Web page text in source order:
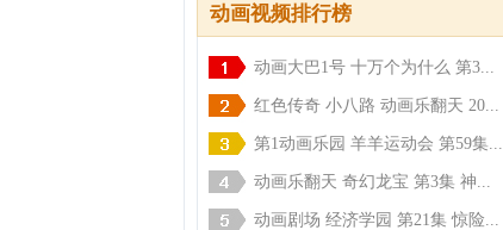
动画视频排行榜
动画大巴1号 十万个为什么 第3...
红色传奇 小八路 动画乐翻天 20...
第1动画乐园 羊羊运动会 第59集...
动画乐翻天 奇幻龙宝 第3集 神...
动画剧场 经济学园 第21集 惊险...